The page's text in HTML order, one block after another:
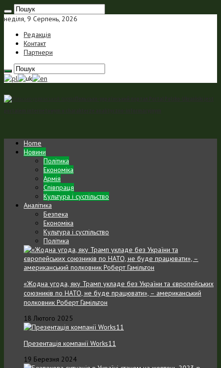
неділя, 9 Серпень, 2026
Редакція
Контакт
Партнери
Home
Новини
Політика
Економіка
Армія
Співпраця
Культура і суспільство
Аналітика
Безпека
Економіка
Культура і суспільство
Політика
«Жодна угода, яку Трамп укладе без України та європейських
союзників по НАТО, не буде працювати», – американський
полковник Роберт Гамільтон
18 Лютого 2025
Презентація компанії Works11
19 Березня 2024